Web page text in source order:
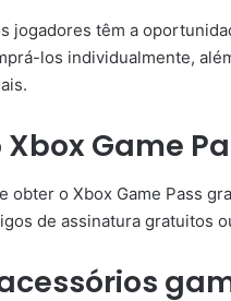
jogadores têm a
los individualmente,
Game
obter o Xbox Game Pass
de assinatura gratuitos